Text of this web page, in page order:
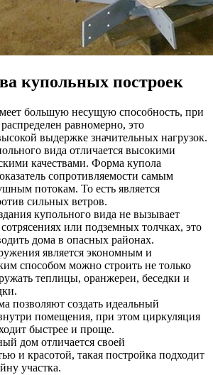
купольных построек
большую несущую способность, при
равномерно, это
выдержке значительных нагрузок.
вида отличается высокими
качествами. Форма купола
сопротивляемости самым
потокам. То есть является
сильных ветров.
купольного вида не вызывает
или подземных толчках, это
дома в опасных районах.
является экономным и
способом можно строить не только
теплицы, оранжереи, беседки и
позволяют создать идеальный
помещения, при этом циркуляция
быстрее и проще.
дом отличается своей
и красотой, такая постройка подходит
участка.